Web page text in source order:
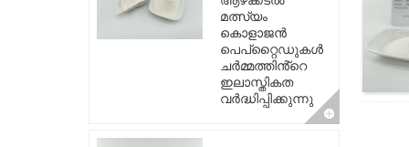
മത്സ്യം
കൊളാജൻ
പെപ്റ്റൈഡുകൾ
ചർമ്മത്തിൻ്റെ
ഇലാസ്തികത
വർദ്ധിപ്പിക്കുന്നു